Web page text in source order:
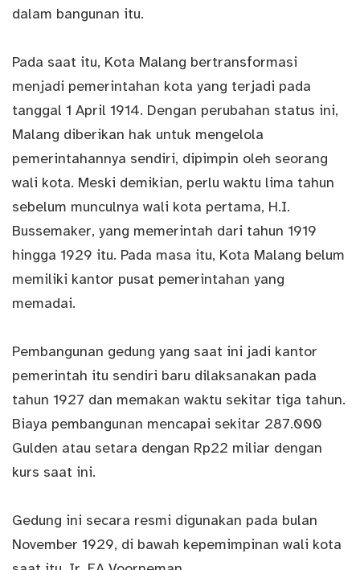
dalam bangunan itu.
Pada saat itu, Kota Malang bertransformasi
menjadi pemerintahan kota yang terjadi pada
tanggal 1 April 1914. Dengan perubahan status ini,
Malang diberikan hak untuk mengelola
pemerintahannya sendiri, dipimpin oleh seorang
wali kota. Meski demikian, perlu waktu lima tahun
sebelum munculnya wali kota pertama, H.I.
Bussemaker, yang memerintah dari tahun 1919
hingga 1929 itu. Pada masa itu, Kota Malang belum
memiliki kantor pusat pemerintahan yang
memadai.
Pembangunan gedung yang saat ini jadi kantor
pemerintah itu sendiri baru dilaksanakan pada
tahun 1927 dan memakan waktu sekitar tiga tahun.
Biaya pembangunan mencapai sekitar 287.000
Gulden atau setara dengan Rp22 miliar dengan
kurs saat ini.
Gedung ini secara resmi digunakan pada bulan
November 1929, di bawah kepemimpinan wali kota